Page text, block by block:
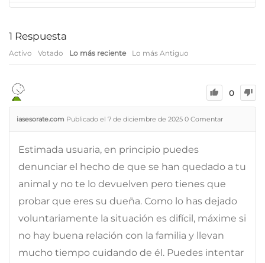
1 Respuesta
Activo Votado Lo más reciente Lo más Antiguo
0
iasesorate.com Publicado el 7 de diciembre de 2025 0 Comentar
Estimada usuaria, en principio puedes
denunciar el hecho de que se han quedado a tu
animal y no te lo devuelven pero tienes que
probar que eres su dueña. Como lo has dejado
voluntariamente la situación es difícil, máxime si
no hay buena relación con la familia y llevan
mucho tiempo cuidando de él. Puedes intentar